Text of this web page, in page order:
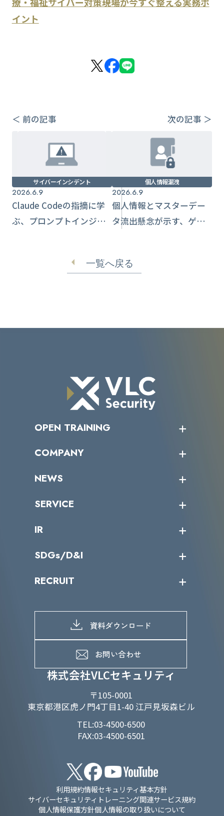
イント
＜ 前の記事 次の記事 ＞
サイバーインシデント
2026.6.9
Claude Codeの指摘に学
ぶ、プロンプトインジェ
個人情報漏洩
2026.6.9
個人情報とマスターデー
タ流出懸念が示す、ゲー
一覧へ戻る
株式会社VLCセキュリティ
〒105-0001
東京都港区虎ノ門4丁目1-40 江戸見坂森ビル
TEL:03-4500-6500
FAX:03-4500-6501
OPEN TRAINING
受講者の声
COMPANY
トップメッセージ
ミッション／ビジョン
パートナー企業一覧
NEWS
サイバーニュース
SERVICE
カテゴリー別サービス一覧
IR
IRカレンダー
IRライブラリー
よくあるご質問
SDGs/D&I
当グループのマテリアリティ
SDGs推進体制
D&Iの取り組み
RECRUIT
募集職種一覧
メッセージ
メンバーインタビュー
資料ダウンロード
お問い合わせ
利用規約情報セキュリティ基本方針
サイバーセキュリティトレーニング関連サービス規約
個人情報保護方針個人情報の取り扱いについて